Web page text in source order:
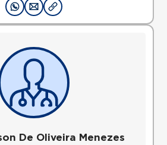
De Oliveira Menezes